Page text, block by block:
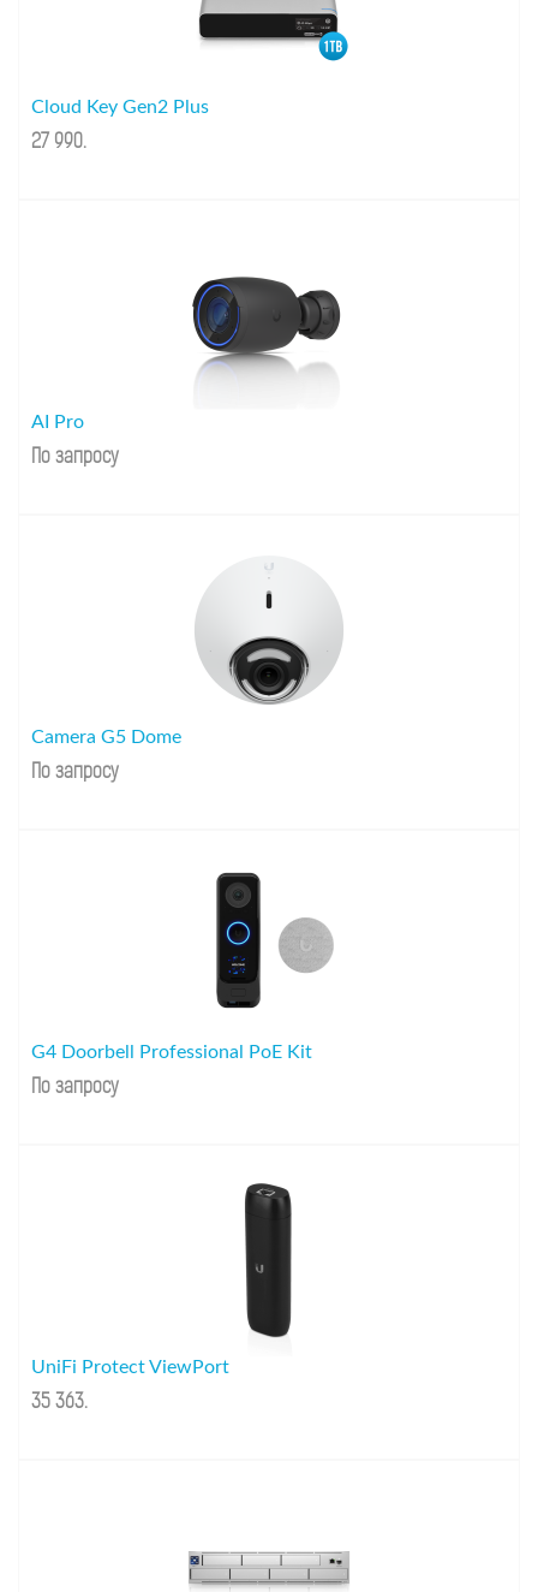
Cloud Key Gen2 Plus
27 990.
AI Pro
По запросу
Camera G5 Dome
По запросу
G4 Doorbell Professional PoE Kit
По запросу
UniFi Protect ViewPort
35 363.